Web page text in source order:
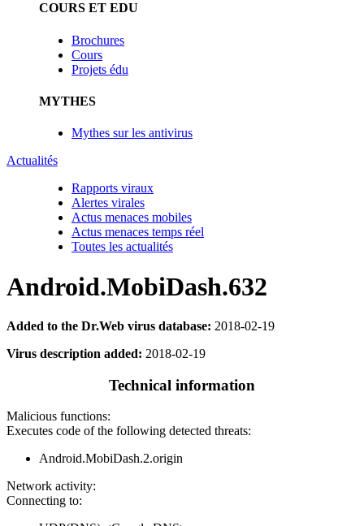
COURS ET EDU
Brochures
Cours
Projets édu
MYTHES
Mythes sur les antivirus
Actualités
Rapports viraux
Alertes virales
Actus menaces mobiles
Actus menaces temps réel
Toutes les actualités
Android.MobiDash.632
Added to the Dr.Web virus database: 2018-02-19
Virus description added: 2018-02-19
Technical information
Malicious functions:
Executes code of the following detected threats:
Android.MobiDash.2.origin
Network activity:
Connecting to: